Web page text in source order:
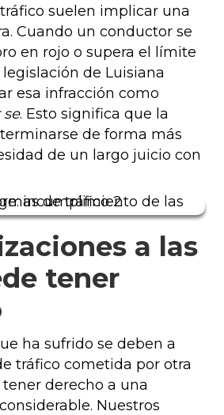
suelen implicar una
Cuando un conductor se
en rojo o supera el límite
de Luisiana
esa infracción como
se. Esto significa que la
de forma más
de un largo juicio con
a las
tener
ha sufrido se deben a
tráfico cometida por otra
derecho a una
Nuestros